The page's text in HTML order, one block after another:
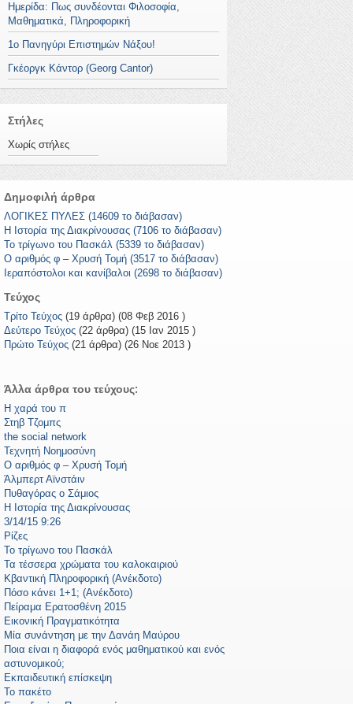
Ημερίδα: Πως συνδέονται Φιλοσοφία,
Μαθηματικά, Πληροφορική
1ο Πανηγύρι Επιστημών Νάξου!
Γκέοργκ Κάντορ (Georg Cantor)
Στήλες
Χωρίς στήλες
Δημοφιλή άρθρα
ΛΟΓΙΚΕΣ ΠΥΛΕΣ (14609 το διάβασαν)
Η Ιστορία της Διακρίνουσας (7106 το διάβασαν)
Το τρίγωνο του Πασκάλ (5339 το διάβασαν)
Ο αριθμός φ – Χρυσή Τομή (3517 το διάβασαν)
Ιεραπόστολοι και κανίβαλοι (2698 το διάβασαν)
Τεύχος
Τρίτο Τεύχος (19 άρθρα) (08 Φεβ 2016 )
Δεύτερο Τεύχος (22 άρθρα) (15 Ιαν 2015 )
Πρώτο Τεύχος (21 άρθρα) (26 Νοε 2013 )
Άλλα άρθρα του τεύχους:
Η χαρά του π
Στηβ Τζομπς
the social network
Τεχνητή Νοημοσύνη
Ο αριθμός φ – Χρυσή Τομή
Άλμπερτ Αϊνστάιν
Πυθαγόρας ο Σάμιος
Η Ιστορία της Διακρίνουσας
3/14/15 9:26
Ρίζες
Το τρίγωνο του Πασκάλ
Τα τέσσερα χρώματα του καλοκαιριού
Κβαντική Πληροφορική (Ανέκδοτο)
Πόσο κάνει 1+1; (Ανέκδοτο)
Πείραμα Ερατοσθένη 2015
Εικονική Πραγματικότητα
Μία συνάντηση με την Δανάη Μαύρου
Ποια είναι η διαφορά ενός μαθηματικού και ενός
αστυνομικού;
Εκπαιδευτική επίσκεψη
Το πακέτο